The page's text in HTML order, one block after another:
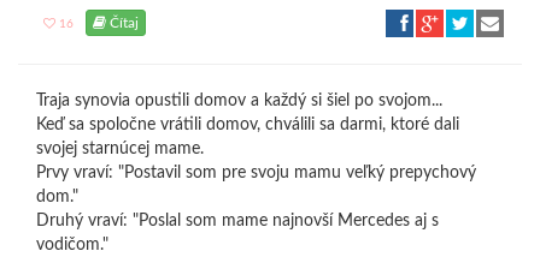
16 Čítaj
Traja synovia opustili domov a každý si šiel po svojom...
Keď sa spoločne vrátili domov, chválili sa darmi, ktoré dali
svojej starnúcej mame.
Prvy vraví: "Postavil som pre svoju mamu veľký prepychový
dom."
Druhý vraví: "Poslal som mame najnovší Mercedes aj s
vodičom."